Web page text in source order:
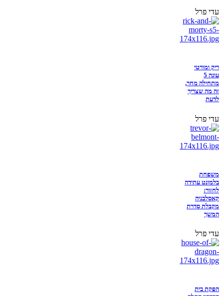
עדי פרל
ריק ומורטי
עונה 5
מתחילה מחר,
זה מה שצריך
לדעת
עדי פרל
משפחת
בלמונט עתידה
לחזור:
קאסלבניה
מקבלת סדרת
המשך
עדי פרל
הפקת בית